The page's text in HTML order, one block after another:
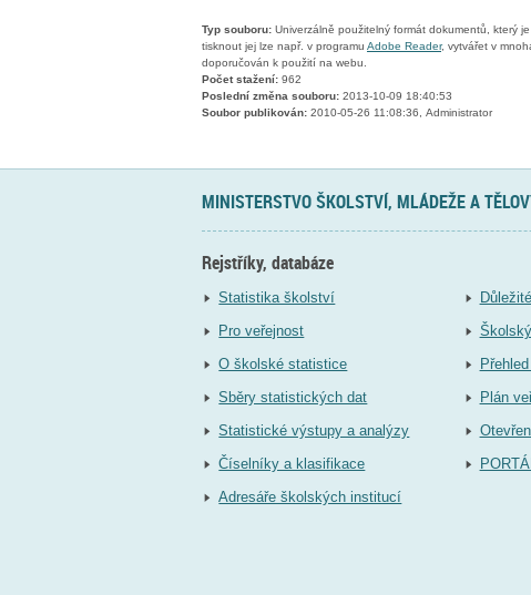
Typ souboru: Univerzálně použitelný formát dokumentů, který
tisknout jej lze např. v programu Adobe Reader, vytvářet v
doporučován k použití na webu.
Počet stažení: 962
Poslední změna souboru: 2013-10-09 18:40:53
Soubor publikován: 2010-05-26 11:08:36, Administrator
MINISTERSTVO ŠKOLSTVÍ, MLÁDEŽE A
Rejstříky, databáze
Statistika školství
Pro veřejnost
O školské statistice
Sběry statistických dat
Statistické výstupy a analýzy
Číselníky a klasifikace
Adresáře školských institucí
Plán